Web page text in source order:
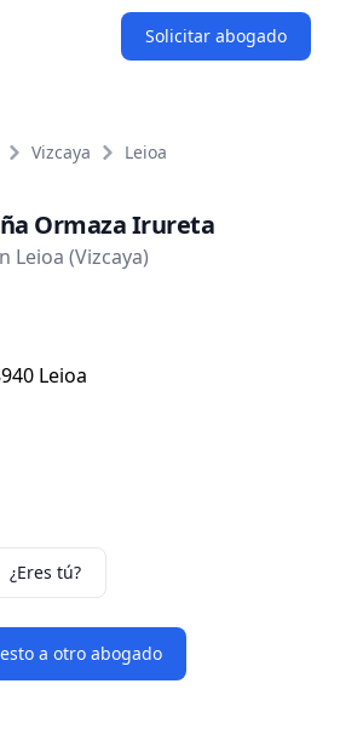
Solicitar abogado
Vizcaya Leioa
Ormaza Irureta
Leioa (Vizcaya)
Leioa
¿Eres tú?
a otro abogado